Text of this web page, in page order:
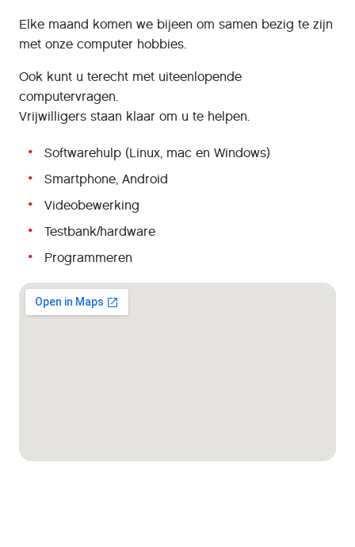
Elke maand komen we bijeen om samen bezig te zijn
met onze computer hobbies.
Ook kunt u terecht met uiteenlopende
computervragen.
Vrijwilligers staan klaar om u te helpen.
Softwarehulp (Linux, mac en Windows)
Smartphone, Android
Videobewerking
Testbank/hardware
Programmeren